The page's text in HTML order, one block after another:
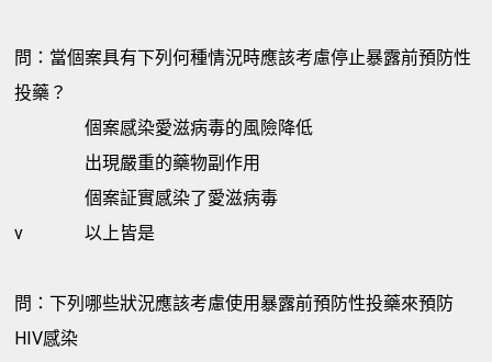
問：當個案具有下列何種情況時應該考慮停止暴露前預防性
投藥？
個案感染愛滋病毒的風險降低
出現嚴重的藥物副作用
個案証實感染了愛滋病毒
v
以上皆是
問：下列哪些狀況應該考慮使用暴露前預防性投藥來預防
HIV感染